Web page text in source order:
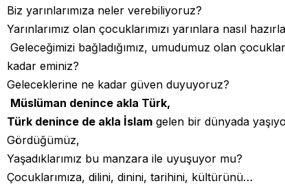
Biz yarınlarımıza neler verebiliyoruz?
Yarınlarımız olan çocuklarımızı yarınlara nasıl
Geleceğimizi bağladığımız, umudumuz olan
kadar eminiz?
Geleceklerine ne kadar güven duyuyoruz?
Müslüman denince akla Türk,
Türk denince de akla İslam gelen bir dünyada
Gördüğümüz,
Yaşadıklarımız bu manzara ile uyuşuyor mu?
Çocuklarımıza, dilini, dinini, tarihini, kültürünü…